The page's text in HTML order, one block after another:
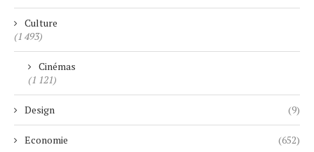
Culture
(1 493)
Cinémas
(1 121)
Design (9)
Economie (652)